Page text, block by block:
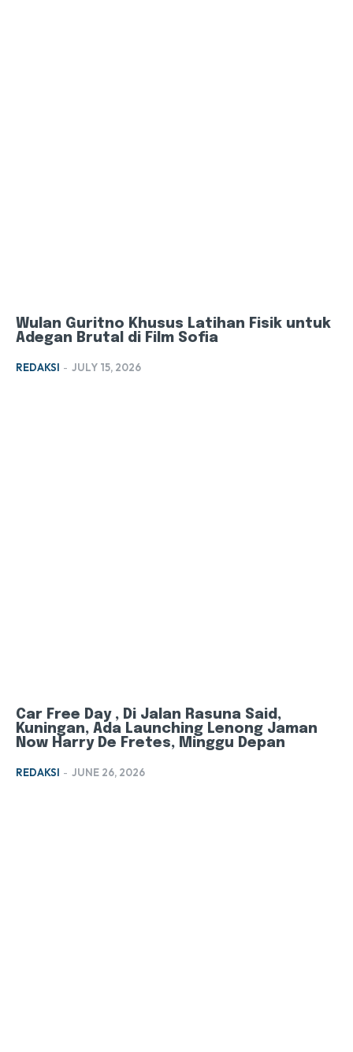
Wulan Guritno Khusus Latihan Fisik untuk
Adegan Brutal di Film Sofia
REDAKSI - JULY 15, 2026
Car Free Day , Di Jalan Rasuna Said,
Kuningan, Ada Launching Lenong Jaman
Now Harry De Fretes, Minggu Depan
REDAKSI - JUNE 26, 2026